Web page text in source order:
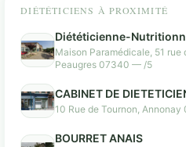
DIÉTÉTICIENS À PROXIMITÉ
Diététicienne-
Azémar
Maison Paramédicale, 51 rue
Peaugres 07340 — /5
CABINET DE
10 Rue de Tournon,
BOURRET ANAIS